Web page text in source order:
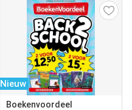
Nieuw
Boekenvoordeel